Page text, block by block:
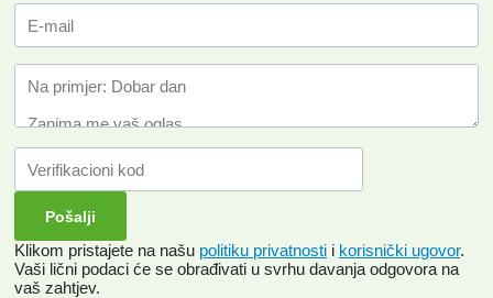
Klikom pristajete na našu politiku privatnosti i korisnički ugovor.
Vaši lični podaci će se obrađivati ​​u svrhu davanja odgovora na
vaš zahtjev.